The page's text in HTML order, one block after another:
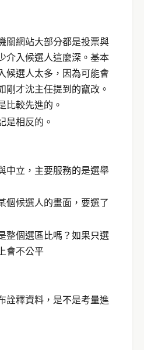
關網站大部分都是投票與
介入候選人這麼深。基本
候選人太多，因為可能會
剛才沈主任提到的竄改。
比較先進的。
是相反的。
中立，主要服務的是選舉
個候選人的畫面，要選了
整個選區比嗎？如果只選
會不公平
詮釋資料，是不是考量進